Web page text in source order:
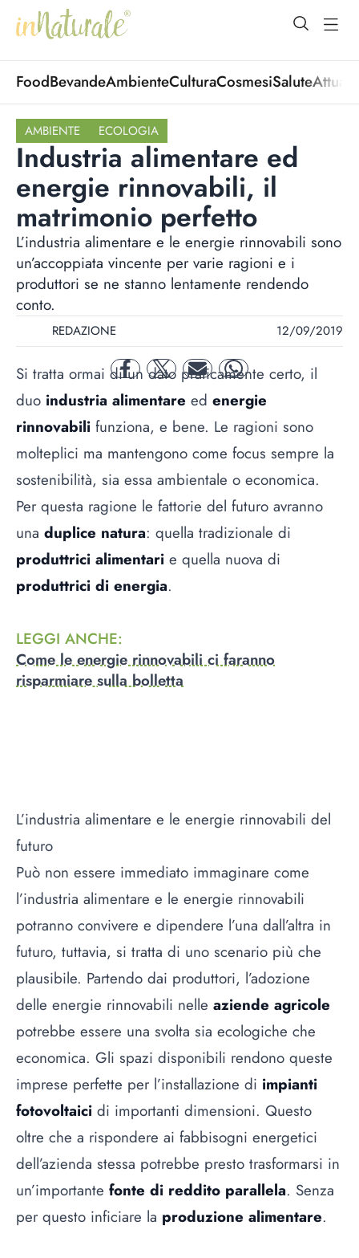
open
FoodBevandeAmbienteCulturaCosmesiSalute
AMBIENTE ECOLOGIA
Industria alimentare ed
energie rinnovabili, il
matrimonio perfetto
L’industria alimentare e le energie rinnovabili sono
un’accoppiata vincente per varie ragioni e i
produttori se ne stanno lentamente rendendo
conto.
REDAZIONE 12/09/2019
facebooktwitter mail whatsapp
Si tratta ormai di un dato praticamente certo, il
duo industria alimentare ed energie
rinnovabili funziona, e bene. Le ragioni sono
molteplici ma mantengono come focus sempre la
sostenibilità, sia essa ambientale o economica.
Per questa ragione le fattorie del futuro avranno
una duplice natura: quella tradizionale di
produttrici alimentari e quella nuova di
produttrici di energia.
LEGGI ANCHE:
Come le energie rinnovabili ci faranno
risparmiare sulla bolletta
L’industria alimentare e le energie rinnovabili del
futuro
Può non essere immediato immaginare come
l’industria alimentare e le energie rinnovabili
potranno convivere e dipendere l’una dall’altra in
futuro, tuttavia, si tratta di uno scenario più che
plausibile. Partendo dai produttori, l’adozione
delle energie rinnovabili nelle aziende agricole
potrebbe essere una svolta sia ecologiche che
economica. Gli spazi disponibili rendono queste
imprese perfette per l’installazione di impianti
fotovoltaici di importanti dimensioni. Questo
oltre che a rispondere ai fabbisogni energetici
dell’azienda stessa potrebbe presto trasformarsi in
un’importante fonte di reddito parallela. Senza
per questo inficiare la produzione alimentare.